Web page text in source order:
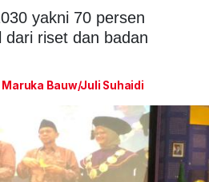
yakni 70 persen
dari riset dan badan
Maruka Bauw/Juli Suhaidi